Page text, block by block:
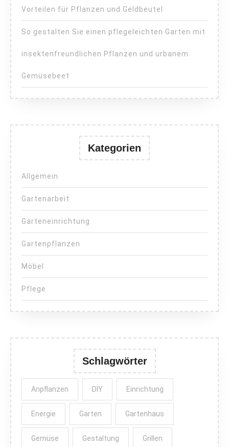
Vorteilen für Pflanzen und Geldbeutel
So gestalten Sie einen pflegeleichten Garten mit
insektenfreundlichen Pflanzen und urbanem
Gemüsebeet
Kategorien
Allgemein
Gartenarbeit
Garteneinrichtung
Gartenpflanzen
Möbel
Pflege
Schlagwörter
Anpflanzen DIY Einrichtung
Energie Garten Gartenhaus
Gemüse Gestaltung Grillen